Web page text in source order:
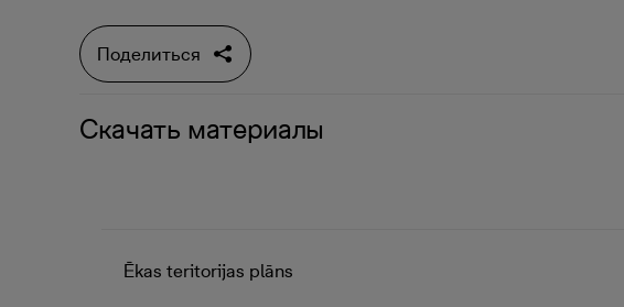
Поделиться
Скачать материалы
Ēkas teritorijas plāns